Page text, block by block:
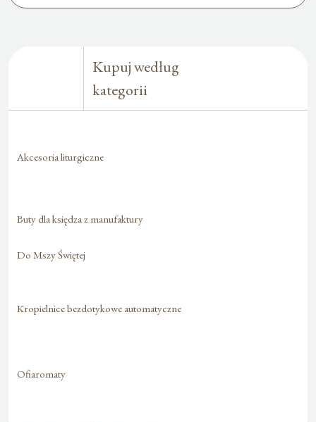
Kupuj według
kategorii
Akcesoria liturgiczne
Buty dla księdza z manufaktury
Do Mszy Świętej
Kropielnice bezdotykowe automatyczne
Ofiaromaty